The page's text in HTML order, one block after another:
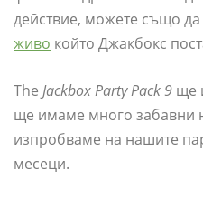
действие, можете също да
живо който Джакбокс
The Jackbox Party Pack 9 ще
ще имаме много забавни
изпробваме на нашите
месеци.